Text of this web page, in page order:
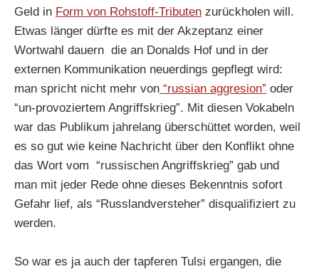
Geld in Form von Rohstoff-Tributen zurückholen will.
Etwas länger dürfte es mit der Akzeptanz einer
Wortwahl dauern die an Donalds Hof und in der
externen Kommunikation neuerdings gepflegt wird:
man spricht nicht mehr von “russian aggresion” oder
“un-provoziertem Angriffskrieg”. Mit diesen Vokabeln
war das Publikum jahrelang überschüttet worden, weil
es so gut wie keine Nachricht über den Konflikt ohne
das Wort vom “russischen Angriffskrieg” gab und
man mit jeder Rede ohne dieses Bekenntnis sofort
Gefahr lief, als “Russlandversteher” disqualifiziert zu
werden.
So war es ja auch der tapferen Tulsi ergangen, die